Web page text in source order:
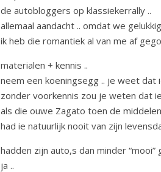
de autobloggers op klassiekerrally ..
allemaal aandacht .. omdat we
ik heb die romantiek al van me af
materialen + kennis ..
neem een koeningsegg .. je weet dat
zonder voorkennis zou je weten dat
als die ouwe Zagato toen de
had ie natuurlijk nooit van zijn
hadden zijn auto,s dan minder “mooi”
ja ..